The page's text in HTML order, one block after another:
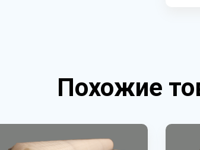
Похожие